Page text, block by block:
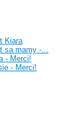
Kiara
sa mamy -...
- Merci!
- Merci!